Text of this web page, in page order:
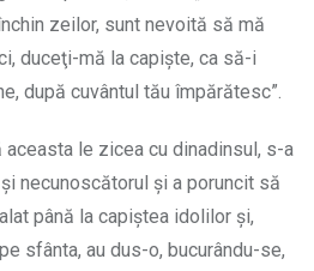
zeilor, sunt nevoită să mă
duceţi-mă la capişte, ca să-i
după cuvântul tău împărătesc”.
le zicea cu dinadinsul, s-a
necunoscătorul şi a poruncit să
până la capiştea idolilor şi,
sfânta, au dus-o, bucurându-se,